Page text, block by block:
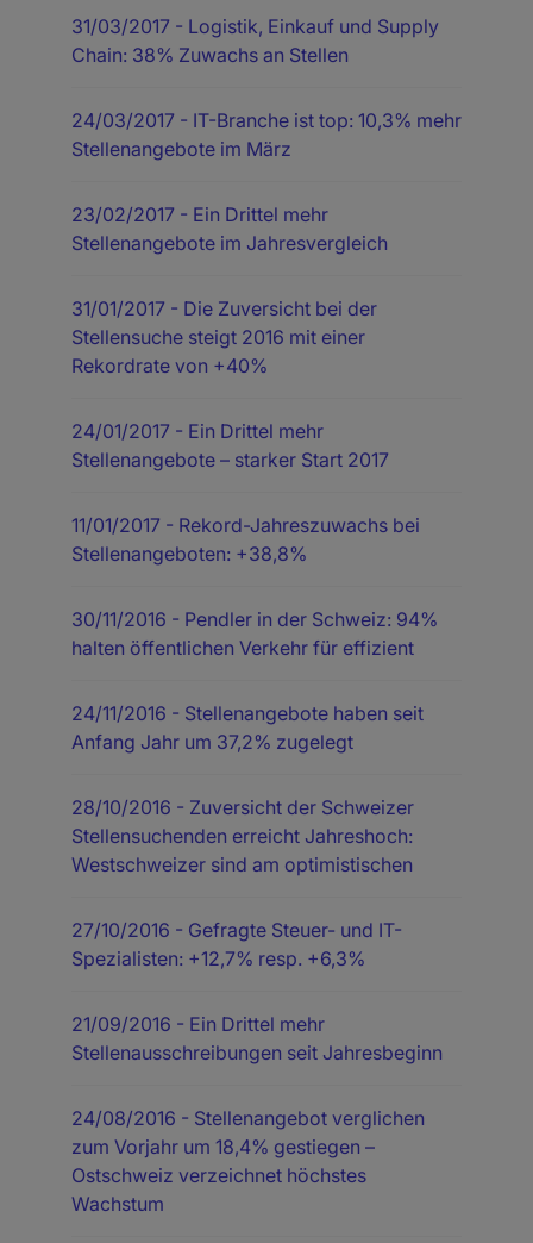
31/03/2017 - Logistik, Einkauf und Supply
Chain: 38% Zuwachs an Stellen
24/03/2017 - IT-Branche ist top: 10,3% mehr
Stellenangebote im März
23/02/2017 - Ein Drittel mehr
Stellenangebote im Jahresvergleich
31/01/2017 - Die Zuversicht bei der
Stellensuche steigt 2016 mit einer
Rekordrate von +40%
24/01/2017 - Ein Drittel mehr
Stellenangebote – starker Start 2017
11/01/2017 - Rekord-Jahreszuwachs bei
Stellenangeboten: +38,8%
30/11/2016 - Pendler in der Schweiz: 94%
halten öffentlichen Verkehr für effizient
24/11/2016 - Stellenangebote haben seit
Anfang Jahr um 37,2% zugelegt
28/10/2016 - Zuversicht der Schweizer
Stellensuchenden erreicht Jahreshoch:
Westschweizer sind am optimistischen
27/10/2016 - Gefragte Steuer- und IT-
Spezialisten: +12,7% resp. +6,3%
21/09/2016 - Ein Drittel mehr
Stellenausschreibungen seit Jahresbeginn
24/08/2016 - Stellenangebot verglichen
zum Vorjahr um 18,4% gestiegen –
Ostschweiz verzeichnet höchstes
Wachstum